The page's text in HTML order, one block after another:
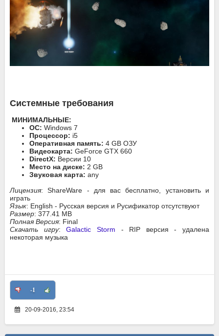
Системные требования
МИНИМАЛЬНЫЕ:
ОС: Windows 7
Процессор: i5
Оперативная память: 4 GB ОЗУ
Видеокарта: GeForce GTX 660
DirectX: Версии 10
Место на диске: 2 GB
Звуковая карта: any
Лицензия: ShareWare - для вас бесплатно, установить и
играть
Язык: English - Русская версия и Русификатор отсутствуют
Размер: 377.41 MB
Полная Версия: Final
Скачать игру:Galactic Storm - RIP версия - удалена
некоторая музыка
-1
20-09-2016, 23:54